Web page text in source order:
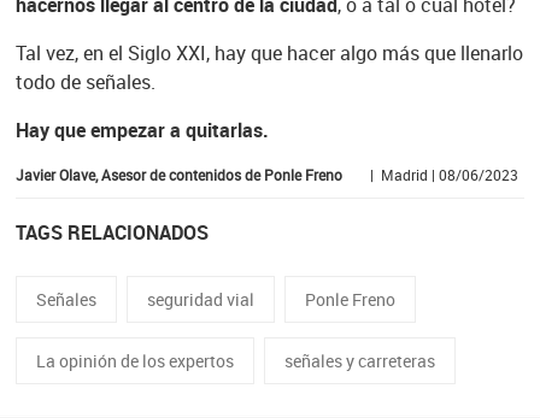
hacernos llegar al centro de la ciudad, o a tal o cual hotel?
Tal vez, en el Siglo XXI, hay que hacer algo más que llenarlo
todo de señales.
Hay que empezar a quitarlas.
Javier Olave, Asesor de contenidos de Ponle Freno | Madrid | 08/06/2023
TAGS RELACIONADOS
Señales seguridad vial Ponle Freno
La opinión de los expertos señales y carreteras